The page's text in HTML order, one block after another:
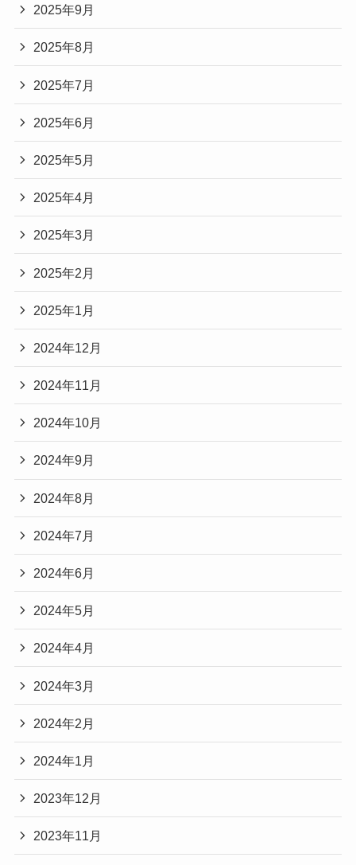
2025年9月
2025年8月
2025年7月
2025年6月
2025年5月
2025年4月
2025年3月
2025年2月
2025年1月
2024年12月
2024年11月
2024年10月
2024年9月
2024年8月
2024年7月
2024年6月
2024年5月
2024年4月
2024年3月
2024年2月
2024年1月
2023年12月
2023年11月